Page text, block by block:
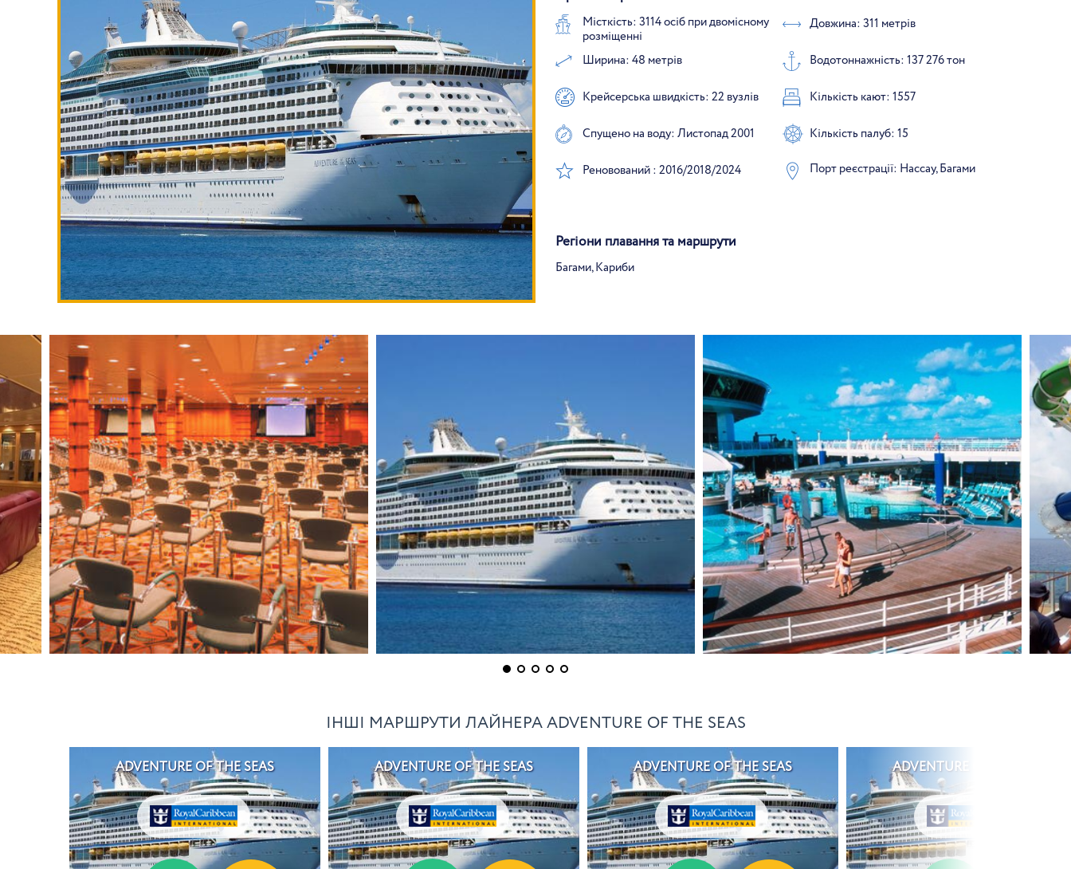
Місткість: 3114 осіб при двомісному
розміщенні
Довжина: 311 метрів
Ширина: 48 метрів Водотоннажність: 137 276 тон
Крейсерська швидкість: 22 вузлів Кількість кают: 1557
Спущено на воду: Листопад 2001 Кількість палуб: 15
Реновований : 2016/2018/2024 Порт реєстрації: Нассау, Багами
Регіони плавання та маршрути
Багами, Кариби
ІНШІ МАРШРУТИ ЛАЙНЕРА ADVENTURE OF THE SEAS
ADVENTURE OF THE SEAS ADVENTURE OF THE SEAS ADVENTURE OF THE SEAS ADVENTURE OF THE SEAS